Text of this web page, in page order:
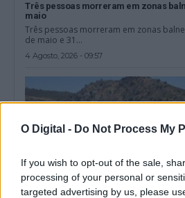
O Digital - Do Not Process My
If you wish to opt-out of the sale,
processing of your personal or
targeted advertising by us, please
Três pessoas morreram em zonas
maio
Três pessoas morreram em zonas
de maio e 31...
4 Agosto, 2026 - 09:57